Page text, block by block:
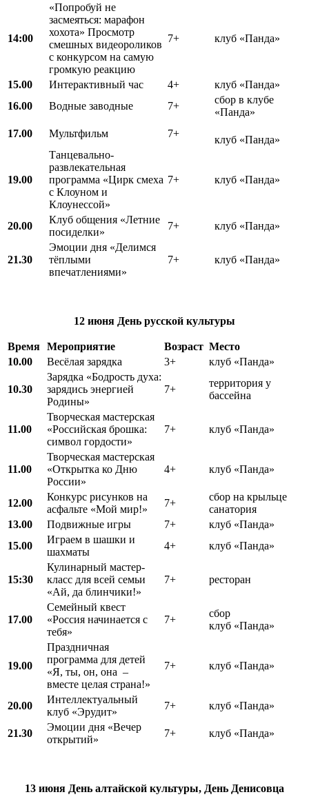
14:00
«Попробуй не
засмеяться: марафон
хохота» Просмотр
смешных видеороликов
с конкурсом на самую
громкую реакцию
7+ клуб «Панда»
15.00 Интерактивный час 4+
клуб «Панда»
16.00
Водные заводные 7+
сбор в клубе
«Панда»
17.00
Мультфильм 7+
клуб «Панда»
19.00
Танцевально-
развлекательная
программа «Цирк смеха
с Клоуном и
Клоунессой»
7+ клуб «Панда»
20.00
Клуб общения «Летние
посиделки»
7+ клуб «Панда»
21.30
Эмоции дня «Делимся
тёплыми
впечатлениями»
7+ клуб «Панда»
12 июня День русской культуры
Время Мероприятие Возраст Место
10.00
Весёлая зарядка 3+ клуб «Панда»
10.30
Зарядка «Бодрость духа:
зарядись энергией
Родины»
7+
территория у
бассейна
11.00
Творческая мастерская
«Российская брошка:
символ гордости»
7+ клуб «Панда»
11.00
Творческая мастерская
«Открытка ко Дню
России»
4+ клуб «Панда»
12.00
Конкурс рисунков на
асфальте «Мой мир!»
7+
сбор на крыльце
санатория
13.00
Подвижные игры 7+
клуб «Панда»
15.00
Играем в шашки и
шахматы
4+ клуб «Панда»
15:30
Кулинарный мастер-
класс для всей семьи
«Ай, да блинчики!»
7+ ресторан
17.00
Семейный квест
«Россия начинается с
тебя»
7+
сбор
клуб «Панда»
19.00
Праздничная
программа для детей
«Я, ты, он, она –
вместе целая страна!»
7+ клуб «Панда»
20.00
Интеллектуальный
клуб «Эрудит»
7+ клуб «Панда»
21.30
Эмоции дня «Вечер
открытий»
7+ клуб «Панда»
13 июня День алтайской культуры, День Денисовца